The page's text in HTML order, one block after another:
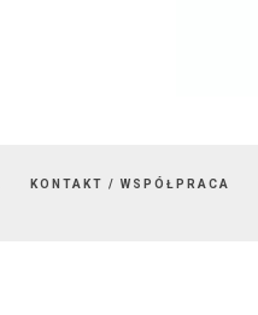
KONTAKT / WSPÓŁPRACA